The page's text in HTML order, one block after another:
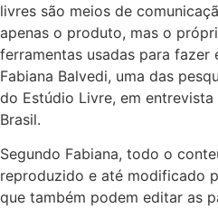
livres são meios de
apenas o produto, mas o
ferramentas usadas para fazer
Fabiana Balvedi, uma das
do Estúdio Livre, em
Brasil.
Segundo Fabiana, todo o
reproduzido e até modificado
que também podem editar as